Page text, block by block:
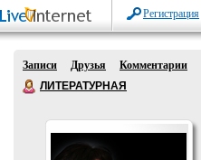
Регистрация
Записи Друзья
Комментарии
ЛИТЕРАТУРНАЯ